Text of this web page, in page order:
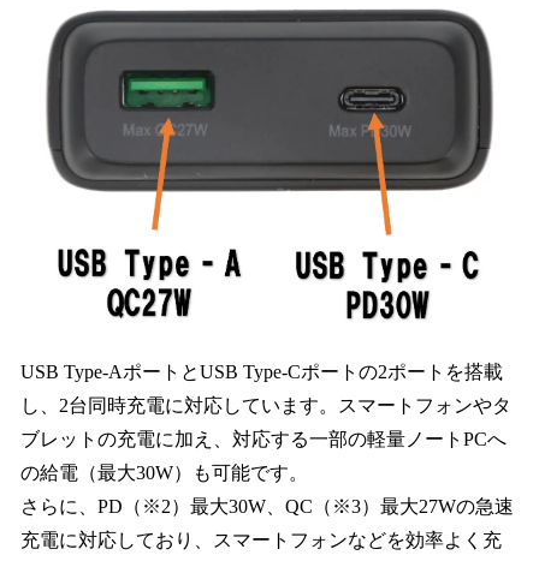
USB Type-AポートとUSB Type-Cポートの2ポートを搭載
し、2台同時充電に対応しています。スマートフォンやタ
ブレットの充電に加え、対応する一部の軽量ノートPCへ
の給電（最大30W）も可能です。
さらに、PD（※2）最大30W、QC（※3）最大27Wの急速
充電に対応しており、スマートフォンなどを効率よく充